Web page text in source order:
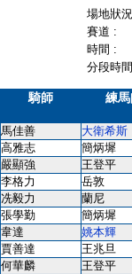
場地狀
賽道 :
時間 :
分段時
騎師 練
馬佳善 大衛希斯
高雅志 簡炳墀
嚴顯強 王登平
李格力 岳敦
冼毅力 蘭尼
張學勤 簡炳墀
韋達 姚本輝
賈善達 王兆旦
何華麟 王登平